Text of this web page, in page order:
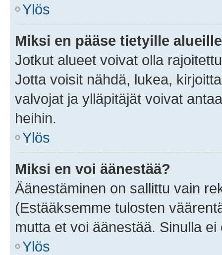
Ylös
Miksi en pääse tietyille
Jotkut alueet voivat olla
Jotta voisit nähdä, lukea,
valvojat ja ylläpitäjät voivat
heihin.
Ylös
Miksi en voi äänestää?
Äänestäminen on sallittu vain
(Estääksemme tulosten
mutta et voi äänestää. Sinulla
Ylös